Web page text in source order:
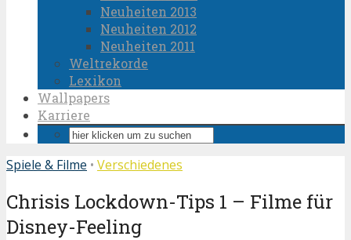
Neuheiten 2013
Neuheiten 2012
Neuheiten 2011
Weltrekorde
Lexikon
Wallpapers
Karriere
Spiele & Filme • Verschiedenes
Chrisis Lockdown-Tips 1 – Filme für
Disney-Feeling